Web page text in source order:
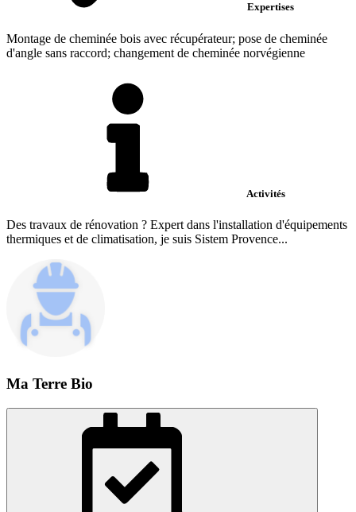
Expertises
Montage de cheminée bois avec récupérateur; pose de cheminée
d'angle sans raccord; changement de cheminée norvégienne
Activités
Des travaux de rénovation ? Expert dans l'installation d'équipements
thermiques et de climatisation, je suis Sistem Provence...
Ma Terre Bio